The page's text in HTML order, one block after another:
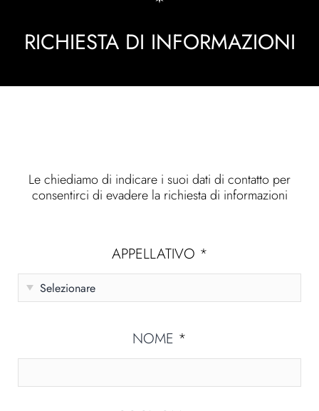
RICHIESTA DI INFORMAZIONI
Le chiediamo di indicare i suoi dati di contatto per
consentirci di evadere la richiesta di informazioni
APPELLATIVO *
NOME *